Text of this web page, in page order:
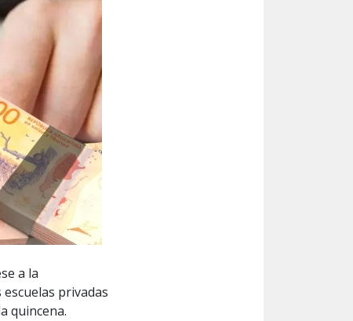
a la
privadas
quincena.